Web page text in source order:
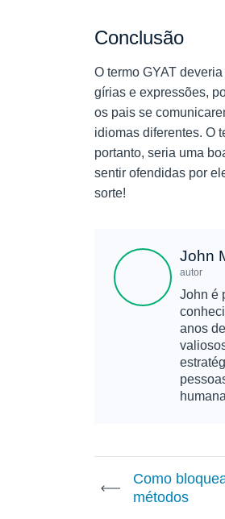
Conclusão
O termo GYAT
gírias e expressões,
os pais se
idiomas diferentes. O
portanto, seria uma
sentir ofendidas por
sorte!
John
autor
John é
anos
Como
métodos